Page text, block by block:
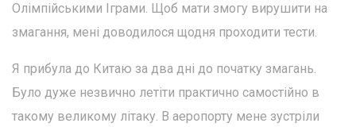
Олімпійськими Іграми. Щоб мати змогу вирушити на
змагання, мені доводилося щодня проходити тести.
Я прибула до Китаю за два дні до початку змагань.
Було дуже незвично летіти практично самостійно в
такому великому літаку. В аеропорту мене зустріли